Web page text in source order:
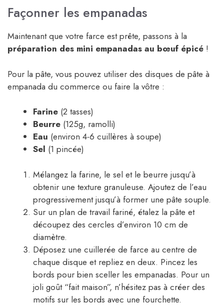
Façonner les empanadas
Maintenant que votre farce est prête, passons à la
préparation des mini empanadas au bœuf épicé !
Pour la pâte, vous pouvez utiliser des disques de pâte à
empanada du commerce ou faire la vôtre :
Farine (2 tasses)
Beurre (125g, ramolli)
Eau (environ 4-6 cuillères à soupe)
Sel (1 pincée)
Mélangez la farine, le sel et le beurre jusqu’à
obtenir une texture granuleuse. Ajoutez de l’eau
progressivement jusqu’à former une pâte souple.
Sur un plan de travail fariné, étalez la pâte et
découpez des cercles d’environ 10 cm de
diamètre.
Déposez une cuillerée de farce au centre de
chaque disque et repliez en deux. Pincez les
bords pour bien sceller les empanadas. Pour un
joli goût “fait maison”, n’hésitez pas à créer des
motifs sur les bords avec une fourchette.